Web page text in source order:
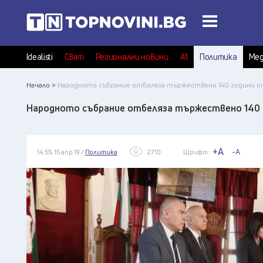
Idealisti Свят Регионални новини А1 Политика
Начало > Народното събрание отбеляза тържествено 140 години
Народното събрание отбеляза тържествено
14:55, 16 апр 19 / Политика 2710 Шрифт: +A -A